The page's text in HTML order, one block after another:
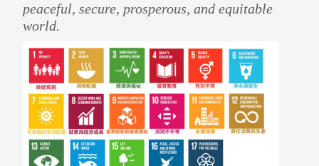
peaceful, secure, prosperous, and equitable
world.